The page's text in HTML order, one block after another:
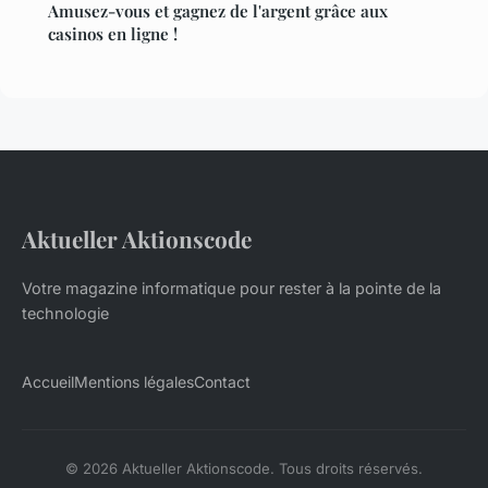
Amusez-vous et gagnez de l'argent grâce aux
casinos en ligne !
Aktueller Aktionscode
Votre magazine informatique pour rester à la pointe de la
technologie
AccueilMentions légalesContact
© 2026 Aktueller Aktionscode. Tous droits réservés.